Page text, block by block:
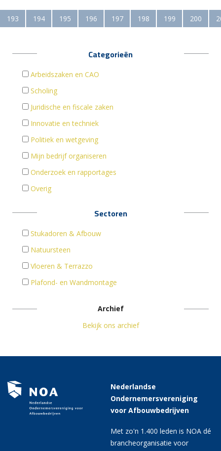
193 194 195 196 197 198 199 200
Categorieën
Arbeidszaken en CAO
Scholing
Juridische en fiscale zaken
Innovatie en techniek
Politiek en wetgeving
Mijn bedrijf organiseren
Onderzoek en rapportages
Overig
Sectoren
Stukadoren & Afbouw
Natuursteen
Vloeren & Terrazzo
Plafond- en Wandmontage
Archief
Bekijk ons archief
Nederlandse
Ondernemersvereniging
voor Afbouwbedrijven
Met zo'n 1.400 leden is NOA dé
brancheorganisatie voor